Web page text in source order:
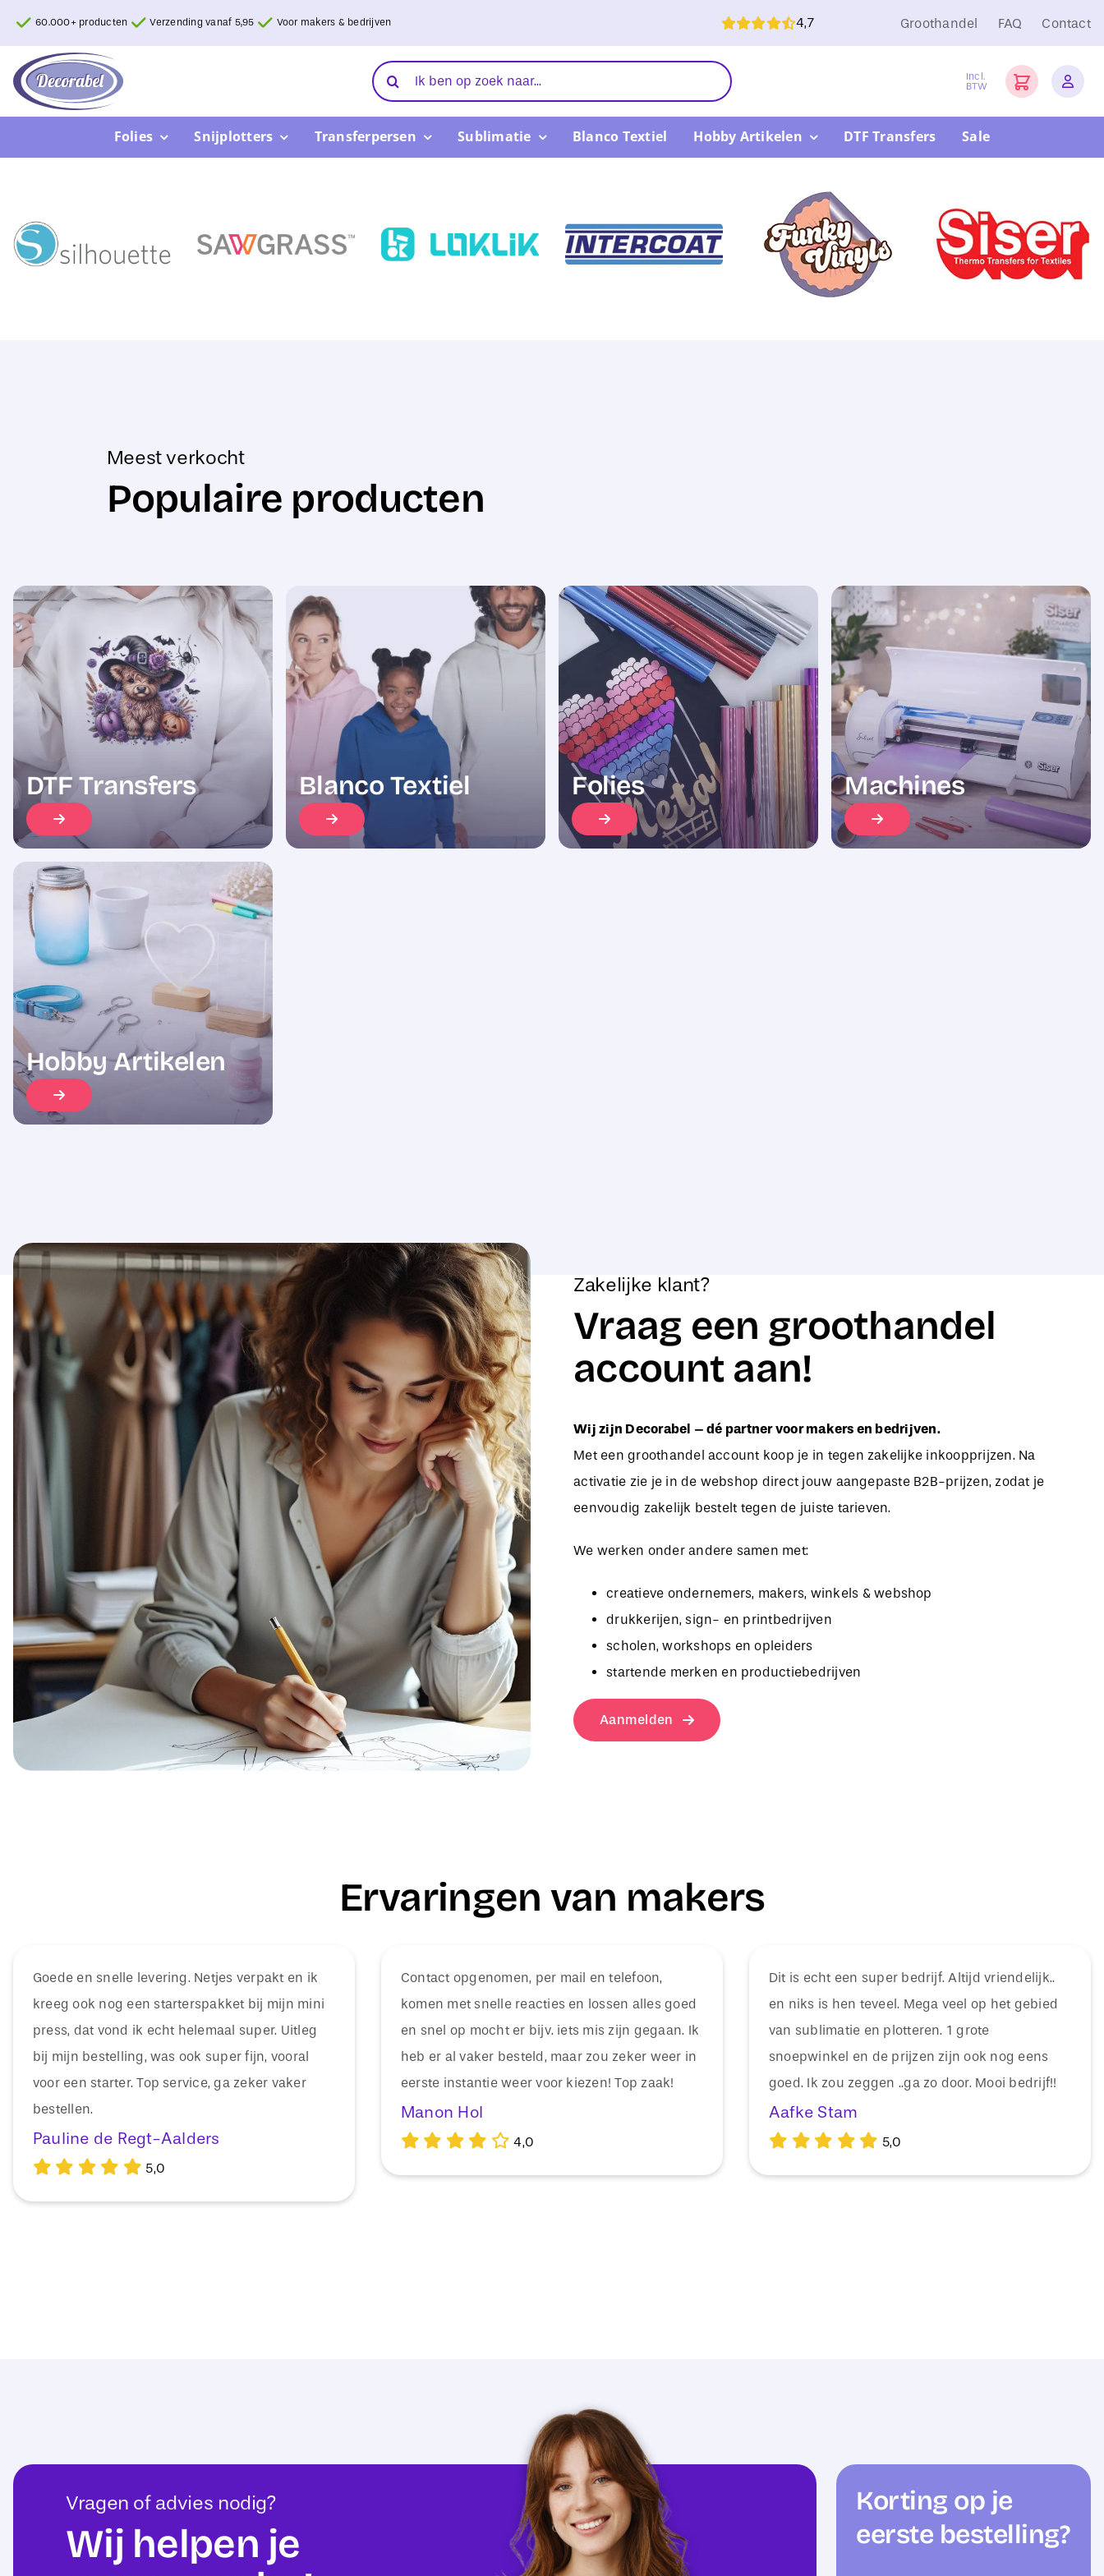
inhoud
60.000+ producten Verzending vanaf 5,95 Voor makers & bedrijven 4,7 Groothandel FAQ Contact
Zoeken
naar:
Incl.
BTW
Folies Snijplotters Transferpersen Sublimatie Blanco Textiel Hobby Artikelen DTF Transfers Sale
Meest verkocht
Populaire producten
DTF Transfers Blanco Textiel Folies Machines
Hobby Artikelen
Zakelijke klant?
Vraag een groothandel
account aan!
Wij zijn Decorabel – dé partner voor makers en bedrijven.
Met een groothandel account koop je in tegen zakelijke inkoopprijzen. Na
activatie zie je in de webshop direct jouw aangepaste B2B-prijzen, zodat je
eenvoudig zakelijk bestelt tegen de juiste tarieven.
We werken onder andere samen met:
creatieve ondernemers, makers, winkels & webshop
drukkerijen, sign- en printbedrijven
scholen, workshops en opleiders
startende merken en productiebedrijven
Aanmelden
Ervaringen van makers
Goede en snelle levering. Netjes verpakt en ik
kreeg ook nog een starterspakket bij mijn mini
press, dat vond ik echt helemaal super. Uitleg
bij mijn bestelling, was ook super fijn, vooral
voor een starter. Top service, ga zeker vaker
bestellen.
Pauline de Regt-Aalders
5,0
Contact opgenomen, per mail en telefoon,
komen met snelle reacties en lossen alles goed
en snel op mocht er bijv. iets mis zijn gegaan. Ik
heb er al vaker besteld, maar zou zeker weer in
eerste instantie weer voor kiezen! Top zaak!
Manon Hol
4,0
Dit is echt een super bedrijf. Altijd vriendelijk..
en niks is hen teveel. Mega veel op het gebied
van sublimatie en plotteren. 1 grote
snoepwinkel en de prijzen zijn ook nog eens
goed. Ik zou zeggen ..ga zo door. Mooi bedrijf!!
Aafke Stam
5,0
Vragen of advies nodig?
Wij helpen je
Korting op je
eerste bestelling?